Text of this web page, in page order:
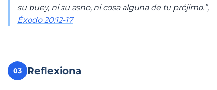
su buey, ni su asno, ni cosa alguna de tu prójimo.”,
Éxodo 20:12-17
03 Reflexiona